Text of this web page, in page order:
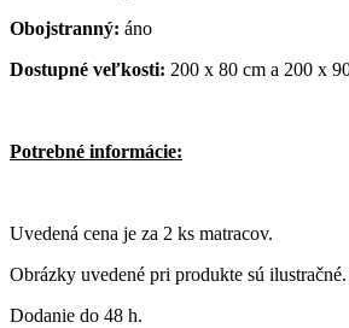
Obojstranný: áno
Dostupné veľkosti: 200 x 80 cm a 200 x
Potrebné informácie:
Uvedená cena je za 2 ks matracov.
Obrázky uvedené pri produkte sú
Dodanie do 48 h.